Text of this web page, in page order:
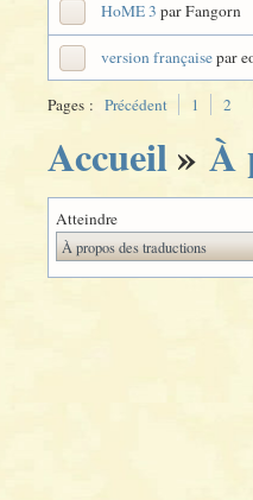
HoME 3 par Fangorn
version françaisepar
Pages : Précédent 1 2
Accueil» À
Atteindre